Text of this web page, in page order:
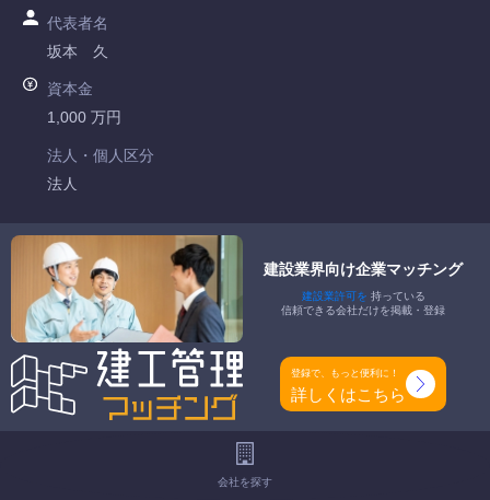
代表者名
坂本 久
資本金
1,000 万円
法人・個人区分
法人
許可番号
神奈川県知事許可 第054671号
特定建設業
-
一般建設業
建築一式工事業
建設業界向け企業マッチング
建設業許可を 持っている
信頼できる会社だけを掲載・登録
登録で、もっと便利に！
詳しくはこちら
会社を探す